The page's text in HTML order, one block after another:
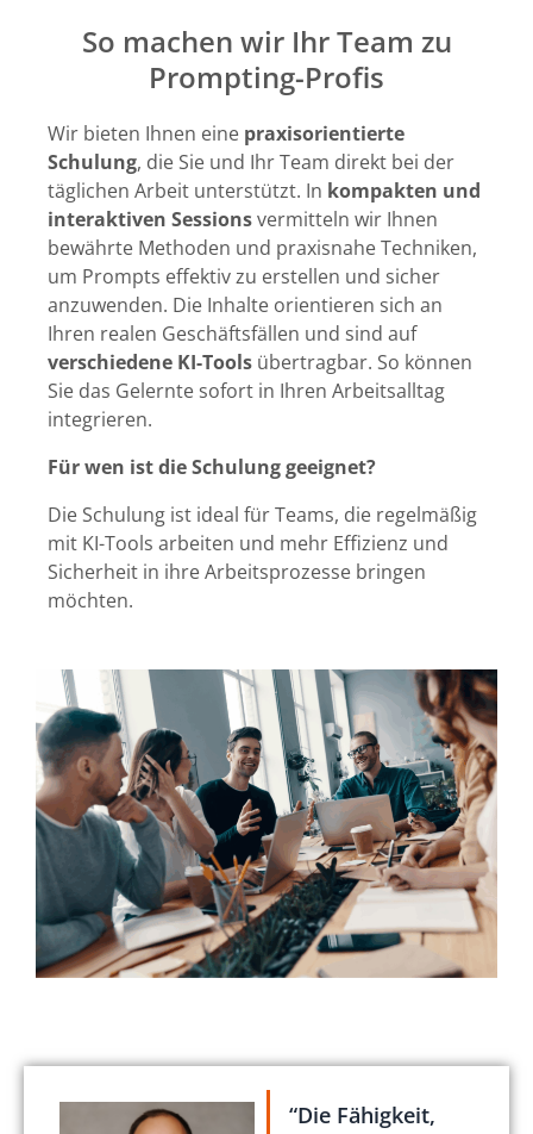
So machen wir Ihr Team zu
Prompting-Profis
Wir bieten Ihnen eine praxisorientierte
Schulung, die Sie und Ihr Team direkt bei der
täglichen Arbeit unterstützt. In kompakten und
interaktiven Sessionsvermitteln wir Ihnen
bewährte Methoden und praxisnahe Techniken,
um Prompts effektiv zu erstellen und sicher
anzuwenden. Die Inhalte orientieren sich an
Ihren realen Geschäftsfällen und sind auf
verschiedene KI-Tools übertragbar. So können
Sie das Gelernte sofort in Ihren Arbeitsalltag
integrieren.
Für wen ist die Schulung geeignet?
Die Schulung ist ideal für Teams, die regelmäßig
mit KI-Tools arbeiten und mehr Effizienz und
Sicherheit in ihre Arbeitsprozesse bringen
möchten.
“Die Fähigkeit,